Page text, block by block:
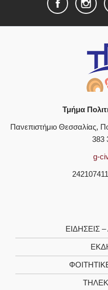
Τμήμα
Πανεπιστήμιο Θεσσαλίας,
383
g-
ΕΙΔΗΣΕΙΣ